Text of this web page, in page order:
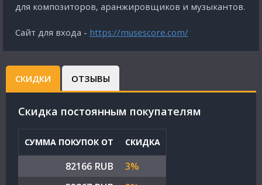
для композиторов, аранжировщиков и музыкантов.
Сайт для входа - https://musescore.com/
СКИДКИ ОТЗЫВЫ
Cкидка постоянным покупателям
СУММА ПОКУПОК ОТ СКИДКА
82166 RUB
3%